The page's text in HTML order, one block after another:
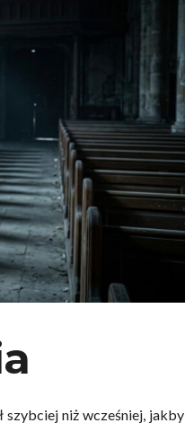
szybciej niż wcześniej, jakby